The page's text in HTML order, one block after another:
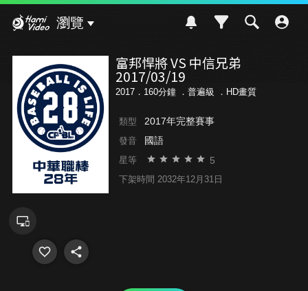
瀏覽
富邦悍將 VS 中信兄弟
2017/03/19
2017．160分鐘 ． 普遍級 ．HD畫質
類型 2017年完整賽事
發音 國語
星等 5
下架時間 2032年12月31日